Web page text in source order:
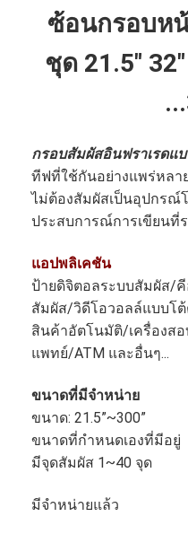
ซ้อนกรอบห
ชุด 21.5"
กรอบสัมผัสอินฟราเรดแ
ทีฟที่ใช้กันอย่างแพร่หลา
ไม่ต้องสัมผัสเป็นอุปกรณ์
ประสบการณ์การเขียนที่
แอปพลิเคชัน
ป้ายดิจิตอลระบบสัมผัส/
สัมผัส/วิดีโอวอลล์แบบโ
สินค้าอัตโนมัติ/เครื่องส
แพทย์/ATM และอื่นๆ...
ขนาดที่มีจำหน่าย
ขนาด: 21.5”~300”
ขนาดที่กำหนดเองที่มีอยู่
มีจุดสัมผัส 1~40 จุด
มีจำหน่ายแล้ว